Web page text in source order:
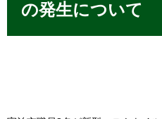
の発生について